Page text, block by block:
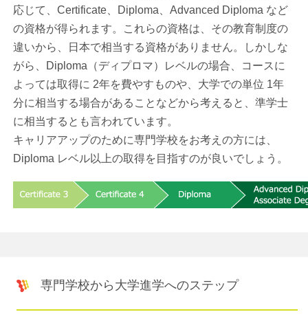
応じて、Certificate、Diploma、Advanced Diploma など
の資格が得られます。これらの資格は、その教育制度の
違いから、日本で相当する資格がありません。しかしな
がら、Diploma（ディプロマ）レベルの場合、コースに
よっては取得に 2年を費やすものや、大学での単位 1年
分に相当する場合があることなどから考えると、準学士
に相当するとも言われています。
キャリアアップのために専門学校をお考えの方には、
Diploma レベル以上の取得を目指すのが良いでしょう。
専門学校から大学進学へのステップ